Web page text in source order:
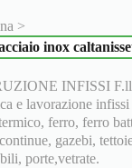
>
inox
INFISSI
e lavorazione
ferro, ferro
gazebi,
porte,vetrate.